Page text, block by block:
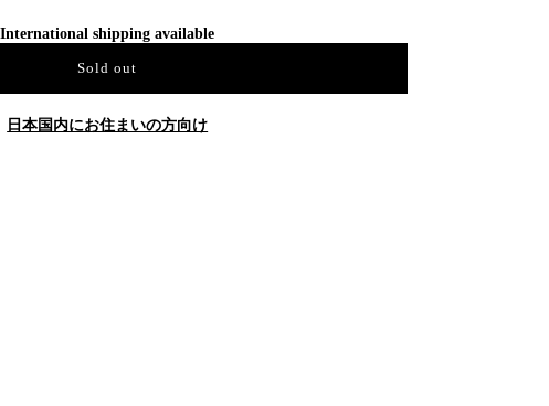
International shipping available
Sold out
日本国内にお住まいの方向け